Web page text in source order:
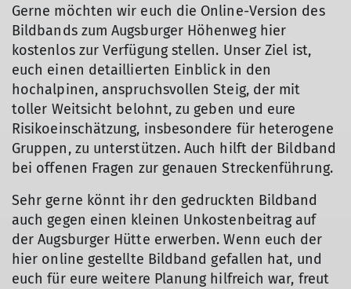
Gerne möchten wir euch die Online-Version des
Bildbands zum Augsburger Höhenweg hier
kostenlos zur Verfügung stellen. Unser Ziel ist,
euch einen detaillierten Einblick in den
hochalpinen, anspruchsvollen Steig, der mit
toller Weitsicht belohnt, zu geben und eure
Risikoeinschätzung, insbesondere für heterogene
Gruppen, zu unterstützen. Auch hilft der Bildband
bei offenen Fragen zur genauen Streckenführung.
Sehr gerne könnt ihr den gedruckten Bildband
auch gegen einen kleinen Unkostenbeitrag auf
der Augsburger Hütte erwerben. Wenn euch der
hier online gestellte Bildband gefallen hat, und
euch für eure weitere Planung hilfreich war, freut